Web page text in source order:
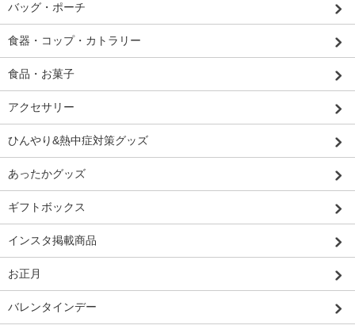
バッグ・ポーチ
食器・コップ・カトラリー
食品・お菓子
アクセサリー
ひんやり&熱中症対策グッズ
あったかグッズ
ギフトボックス
インスタ掲載商品
お正月
バレンタインデー